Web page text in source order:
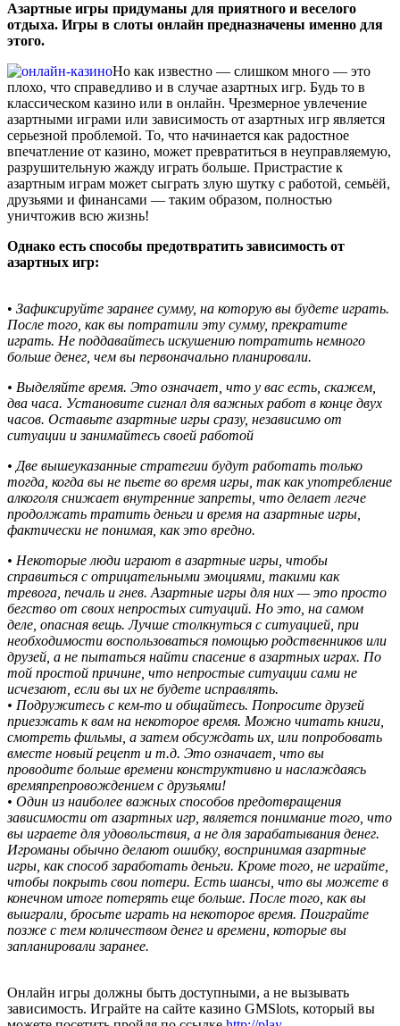
Азартные игры придуманы для приятного и веселого
отдыха. Игры в слоты онлайн предназначены именно для
этого.
Но как известно — слишком много — это
плохо, что справедливо и в случае азартных игр. Будь то в
классическом казино или в онлайн. Чрезмерное увлечение
азартными играми или зависимость от азартных игр является
серьезной проблемой. То, что начинается как радостное
впечатление от казино, может превратиться в неуправляемую,
разрушительную жажду играть больше. Пристрастие к
азартным играм может сыграть злую шутку с работой, семьёй,
друзьями и финансами — таким образом, полностью
уничтожив всю жизнь!
Однако есть способы предотвратить зависимость от
азартных игр:
• Зафиксируйте заранее сумму, на которую вы будете играть.
После того, как вы потратили эту сумму, прекратите
играть. Не поддавайтесь искушению потратить немного
больше денег, чем вы первоначально планировали.
• Выделяйте время. Это означает, что у вас есть, скажем,
два часа. Установите сигнал для важных работ в конце двух
часов. Оставьте азартные игры сразу, независимо от
ситуации и занимайтесь своей работой
• Две вышеуказанные стратегии будут работать только
тогда, когда вы не пьете во время игры, так как употребление
алкоголя снижает внутренние запреты, что делает легче
продолжать тратить деньги и время на азартные игры,
фактически не понимая, как это вредно.
• Некоторые люди играют в азартные игры, чтобы
справиться с отрицательными эмоциями, такими как
тревога, печаль и гнев. Азартные игры для них — это просто
бегство от своих непростых ситуаций. Но это, на самом
деле, опасная вещь. Лучше столкнуться с ситуацией, при
необходимости воспользоваться помощью родственников или
друзей, а не пытаться найти спасение в азартных играх. По
той простой причине, что непростые ситуации сами не
исчезают, если вы их не будете исправлять.
• Подружитесь с кем-то и общайтесь. Попросите друзей
приезжать к вам на некоторое время. Можно читать книги,
смотреть фильмы, а затем обсуждать их, или попробовать
вместе новый рецепт и т.д. Это означает, что вы
проводите больше времени конструктивно и наслаждаясь
времяпрепровождением с друзьями!
• Один из наиболее важных способов предотвращения
зависимости от азартных игр, является понимание того, что
вы играете для удовольствия, а не для зарабатывания денег.
Игроманы обычно делают ошибку, воспринимая азартные
игры, как способ заработать деньги. Кроме того, не играйте,
чтобы покрыть свои потери. Есть шансы, что вы можете в
конечном итоге потерять еще больше. После того, как вы
выиграли, бросьте играть на некоторое время. Поиграйте
позже с тем количеством денег и времени, которые вы
запланировали заранее.
Онлайн игры должны быть доступными, а не вызывать
зависимость. Играйте на сайте казино GMSlots, который вы